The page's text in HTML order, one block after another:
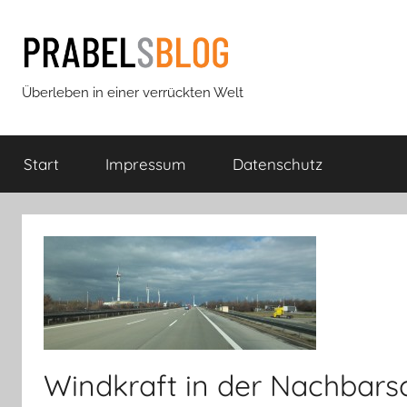
Inhalt
springen
Prabels
Blog
Überleben in einer verrückten Welt
Start Impressum Datenschutz
Windkraft in der